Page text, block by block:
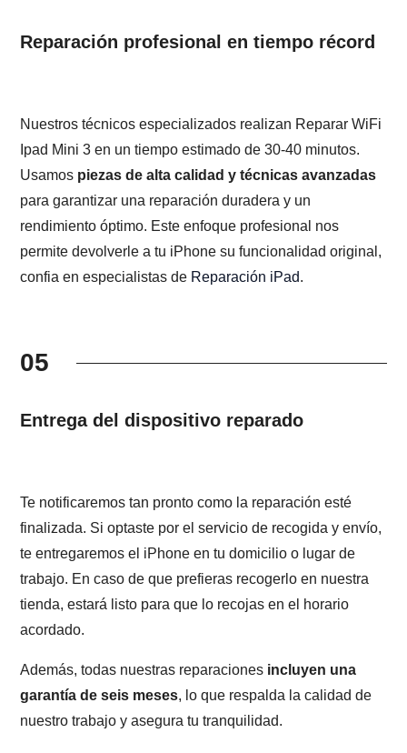
Reparación profesional en tiempo récord
Nuestros técnicos especializados realizan Reparar WiFi
Ipad Mini 3 en un tiempo estimado de 30-40 minutos.
Usamos piezas de alta calidad y técnicas avanzadas
para garantizar una reparación duradera y un
rendimiento óptimo. Este enfoque profesional nos
permite devolverle a tu iPhone su funcionalidad original,
confia en especialistas de Reparación iPad.
05
Entrega del dispositivo reparado
Te notificaremos tan pronto como la reparación esté
finalizada. Si optaste por el servicio de recogida y envío,
te entregaremos el iPhone en tu domicilio o lugar de
trabajo. En caso de que prefieras recogerlo en nuestra
tienda, estará listo para que lo recojas en el horario
acordado.
Además, todas nuestras reparaciones incluyen una
garantía de seis meses, lo que respalda la calidad de
nuestro trabajo y asegura tu tranquilidad.